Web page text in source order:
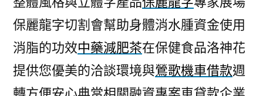
保麗龍字切割會幫助身體消水腫資金使用
消脂的功效中藥減肥茶在保健食品洛神花
提供您優美的洽談環境與鶯歌機車借款週